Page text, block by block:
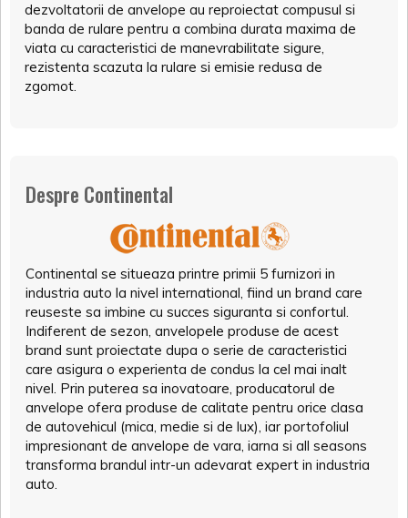
dezvoltatorii de anvelope au reproiectat compusul si
banda de rulare pentru a combina durata maxima de
viata cu caracteristici de manevrabilitate sigure,
rezistenta scazuta la rulare si emisie redusa de
zgomot.
Despre Continental
Continental se situeaza printre primii 5 furnizori in
industria auto la nivel international, fiind un brand care
reuseste sa imbine cu succes siguranta si confortul.
Indiferent de sezon, anvelopele produse de acest
brand sunt proiectate dupa o serie de caracteristici
care asigura o experienta de condus la cel mai inalt
nivel. Prin puterea sa inovatoare, producatorul de
anvelope ofera produse de calitate pentru orice clasa
de autovehicul (mica, medie si de lux), iar portofoliul
impresionant de anvelope de vara, iarna si all seasons
transforma brandul intr-un adevarat expert in industria
auto.